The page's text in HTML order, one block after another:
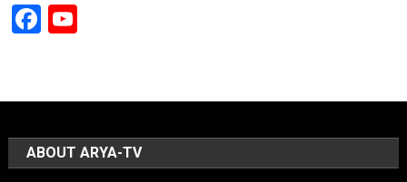
Facebook
YouTube
ABOUT ARYA-TV